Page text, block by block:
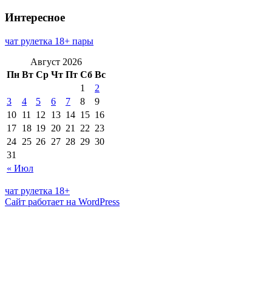
Интересное
чат рулетка 18+ пары
Август 2026
Пн Вт Ср Чт Пт Сб Вс
« Июл
1
2
3
4 5 6 7 8
9
10 11 12 13 14 15 16
17 18 19 20 21 22 23
24 25 26 27 28 29 30
31
чат рулетка 18+
Сайт работает на WordPress